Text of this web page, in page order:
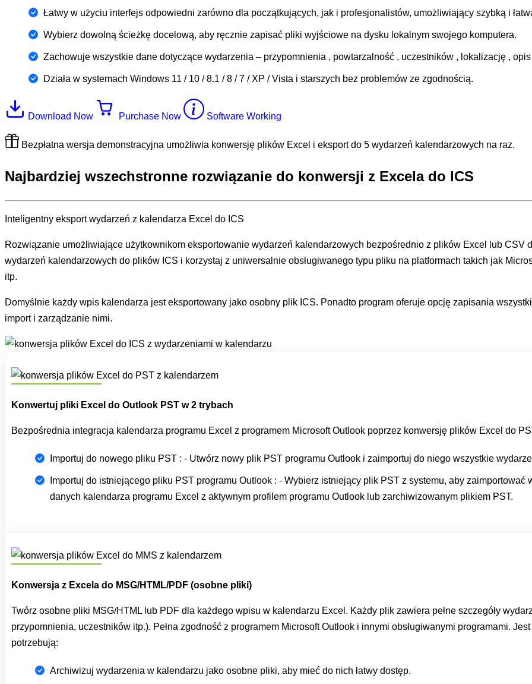
Łatwy w użyciu interfejs odpowiedni zarówno dla początkujących, jak i profesjonalistów, umożliwiający szybką i
Wybierz dowolną ścieżkę docelową, aby ręcznie zapisać pliki wyjściowe na dysku lokalnym swojego komputera.
Zachowuje wszystkie dane dotyczące wydarzenia – przypomnienia , powtarzalność , uczestników , lokalizację ,
Działa w systemach Windows 11 / 10 / 8.1 / 8 / 7 / XP / Vista i starszych bez problemów ze zgodnością.
Download Now Purchase Now Software Working
Bezpłatna wersja demonstracyjna umożliwia konwersję plików Excel i eksport do 5 wydarzeń kalendarzowych na raz.
Najbardziej wszechstronne rozwiązanie do konwersji z Excela do ICS
Inteligentny eksport wydarzeń z kalendarza Excel do ICS
Rozwiązanie umożliwiające użytkownikom eksportowanie wydarzeń kalendarzowych bezpośrednio z plików Excel lub CSV
wydarzeń kalendarzowych do plików ICS i korzystaj z uniwersalnie obsługiwanego typu pliku na platformach takich jak
itp.
Domyślnie każdy wpis kalendarza jest eksportowany jako osobny plik ICS. Ponadto program oferuje opcję zapisania
import i zarządzanie nimi.
Konwertuj pliki Excel do Outlook PST w 2 trybach
Bezpośrednia integracja kalendarza programu Excel z programem Microsoft Outlook poprzez konwersję plików Excel do
Importuj do nowego pliku PST : - Utwórz nowy plik PST programu Outlook i zaimportuj do niego wszystkie
Importuj do istniejącego pliku PST programu Outlook : - Wybierz istniejący plik PST z systemu, aby
danych kalendarza programu Excel z aktywnym profilem programu Outlook lub zarchiwizowanym plikiem PST.
Konwersja z Excela do MSG/HTML/PDF (osobne pliki)
Twórz osobne pliki MSG/HTML lub PDF dla każdego wpisu w kalendarzu Excel. Każdy plik zawiera pełne szczegóły
przypomnienia, uczestników itp.). Pełna zgodność z programem Microsoft Outlook i innymi obsługiwanymi programami.
potrzebują:
Archiwizuj wydarzenia w kalendarzu jako osobne pliki, aby mieć do nich łatwy dostęp.